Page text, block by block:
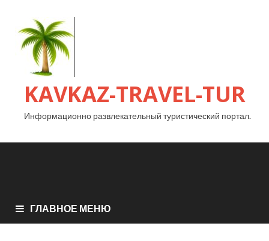
KAVKAZ-TRAVEL-TUR
Информационно развлекательный туристический портал.
ГЛАВНОЕ МЕНЮ